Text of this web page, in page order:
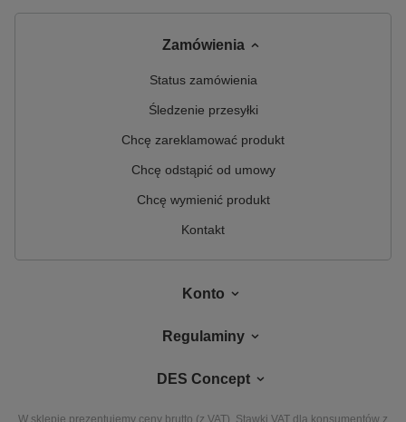
Zamówienia
Status zamówienia
Śledzenie przesyłki
Chcę zareklamować produkt
Chcę odstąpić od umowy
Chcę wymienić produkt
Kontakt
Konto
Regulaminy
DES Concept
W sklepie prezentujemy ceny brutto (z VAT). Stawki VAT dla konsumentów z